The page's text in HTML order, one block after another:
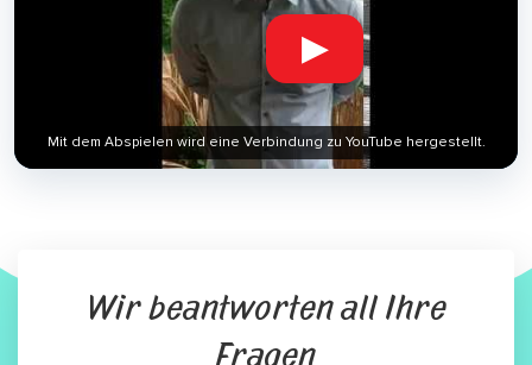
▶
Mit dem Abspielen wird eine Verbindung zu YouTube hergestellt.
Wir beantworten all Ihre